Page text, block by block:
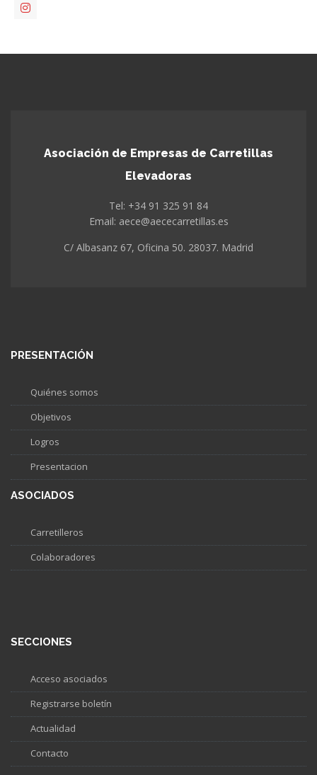
Asociación de Empresas de Carretillas
Elevadoras
Tel: +34 91 325 91 84
Email: aece@aececarretillas.es
C/ Albasanz 67, Oficina 50. 28037. Madrid
PRESENTACIÓN
Quiénes somos
Objetivos
Logros
Presentacion
ASOCIADOS
Carretilleros
Colaboradores
SECCIONES
Acceso asociados
Registrarse boletín
Actualidad
Contacto